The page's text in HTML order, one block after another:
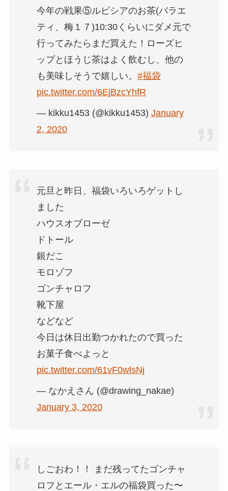
今年の戦果⑤ルピシアのお茶(バラエ
ティ、梅１７)10:30くらいにダメ元で
行ってみたらまだ買えた！ローズヒ
ップとほうじ茶はよく飲むし、他の
も美味しそうで嬉しい。 #福袋
pic.twitter.com/6EjBzcYhfR
— kikku1453 (@kikku1453) January
2, 2020
元旦と昨日、福袋いろいろゲットし
ました
ハウスオブローゼ
ドトール
銀だこ
モロゾフ
ゴンチャロフ
靴下屋
などなど
今日は休日出勤つかれたので買った
お菓子食べよっと
pic.twitter.com/61vF0wlsNj
— なかえさん (@drawing_nakae)
January 3, 2020
しごおわ！！ まだ残ってたゴンチャ
ロフとエール・エルの福袋買った〜